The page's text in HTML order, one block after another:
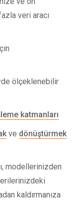
veri aracı
ölçeklenebilir
katmanları
ve dönüştürmek
modellerinizden
kaldırmanıza